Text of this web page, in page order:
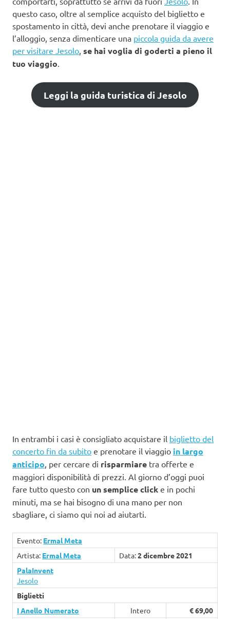
questo caso, oltre al semplice acquisto del biglietto e
spostamento in città, devi anche prenotare il viaggio e
l’alloggio, senza dimenticare una piccola guida da avere
per visitare Jesolo se hai voglia di goderti a pieno il
tuo viaggio
Leggi la guida turistica di Jesolo
In entrambi i casi è consigliato acquistare il biglietto del
concerto fin da subito e prenotare il viaggio in largo
anticipo, per cercare di risparmiare tra offerte e
maggiori disponibilità di prezzi. Al giorno d’oggi puoi
fare tutto questo con un semplice click e in pochi
minuti, ma se hai bisogno di una mano per non
sbagliare, ci siamo qui noi ad aiutarti.
Evento: Ermal Meta
Artista: Ermal Meta Data:2 dicembre 2021
PalaInvent
Jesolo
Biglietti
I Anello Numerato
Intero
€ 69,00